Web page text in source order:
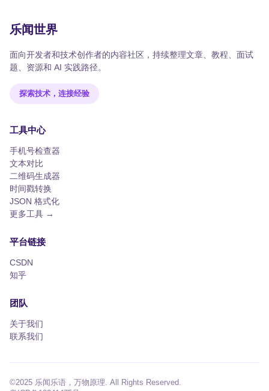
乐闻世界
面向开发者和技术创作者的内容社区，持续整理文章、教程、面试
题、资源和 AI 实践路径。
探索技术，连接经验
工具中心
手机号检查器
文本对比
二维码生成器
时间戳转换
JSON 格式化
更多工具 →
平台链接
CSDN
知乎
团队
关于我们
联系我们
©2025 乐闻乐语，万物原理. All Rights Reserved.